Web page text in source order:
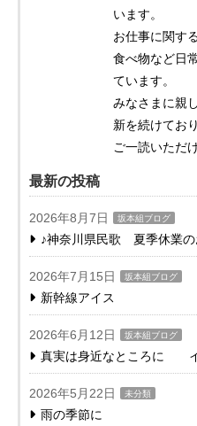
います。
お仕事に関す
食べ物など日
ています。
みなさまに親
新を続けてお
ご一読いただ
最新の投稿
2026年8月7日 坂本組ブログ
♪神奈川県民歌 夏季休業の
2026年7月15日 坂本組ブログ
新幹線アイス
2026年6月12日 坂本組ブログ
真実は身近なところに イ
2026年5月22日 未分類
雨の季節に